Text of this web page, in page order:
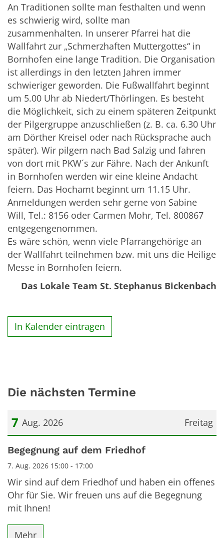
An Traditionen sollte man festhalten und wenn
es schwierig wird, sollte man
zusammenhalten. In unserer Pfarrei hat die
Wallfahrt zur „Schmerzhaften Muttergottes“ in
Bornhofen eine lange Tradition. Die Organisation
ist allerdings in den letzten Jahren immer
schwieriger geworden. Die Fußwallfahrt beginnt
um 5.00 Uhr ab Niedert/Thörlingen. Es besteht
die Möglichkeit, sich zu einem späteren Zeitpunkt
der Pilgergruppe anzuschließen (z. B. ca. 6.30 Uhr
am Dörther Kreisel oder nach Rücksprache auch
später). Wir pilgern nach Bad Salzig und fahren
von dort mit PKW´s zur Fähre. Nach der Ankunft
in Bornhofen werden wir eine kleine Andacht
feiern. Das Hochamt beginnt um 11.15 Uhr.
Anmeldungen werden sehr gerne von Sabine
Will, Tel.: 8156 oder Carmen Mohr, Tel. 800867
entgegengenommen.
Es wäre schön, wenn viele Pfarrangehörige an
der Wallfahrt teilnehmen bzw. mit uns die Heilige
Messe in Bornhofen feiern.
Das Lokale Team St. Stephanus Bickenbach
In Kalender eintragen
Die nächsten Termine
Freitag
7 Aug. 2026
Datum: 7. August 2026
Begegnung auf dem Friedhof
7. Aug. 2026 15:00 - 17:00
Wir sind auf dem Friedhof und haben ein offenes
Ohr für Sie. Wir freuen uns auf die Begegnung
mit Ihnen!
Mehr